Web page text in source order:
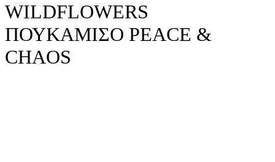
WILDFLOWERS
ΠΟΥΚΑΜΙΣΟ PEACE &
CHAOS